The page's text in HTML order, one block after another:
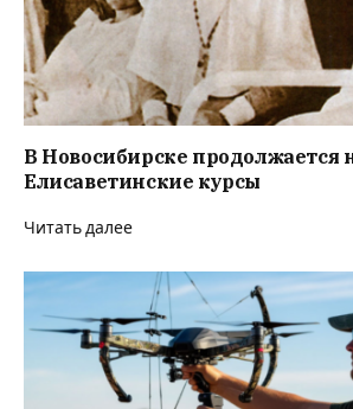
В Новосибирске продолжается
Елисаветинские курсы
Читать далее